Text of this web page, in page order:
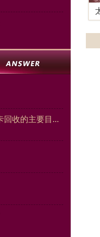
京东E卡回收平台是哪个？京东卡回收的主要目的和意义